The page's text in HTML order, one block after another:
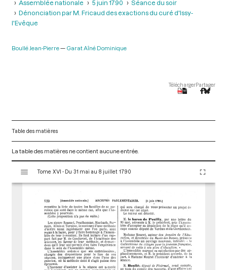
Assemblée nationale
5 juin 1790
Séance du soir
Dénonciation par M. Fricaud des exactions du curé d'Issy-
l'Evêque
Boullé Jean-Pierre Garat Aîné Dominique
TéléchargerPartager
Table des matières
La table des matières ne contient aucune entrée.
s
Tome XVI - Du 31 mai au 8 juillet 1790